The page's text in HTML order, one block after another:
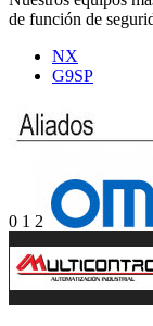
de función de
NX
G9SP
0 1 2